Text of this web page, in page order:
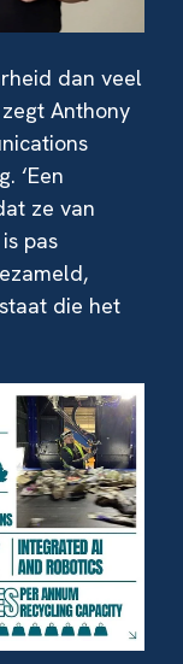
dan veel
Anthony
‘Een
ze van
pas
die het